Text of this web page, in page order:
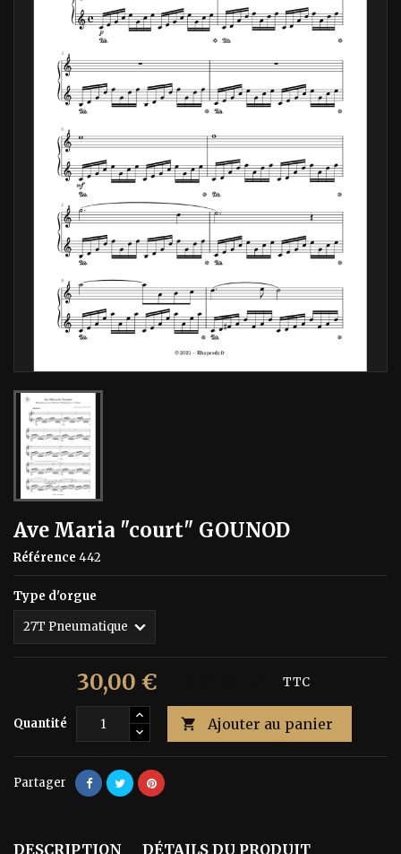
Ave Maria "court" GOUNOD
Référence 442
Type d'orgue
30,00 € TTC
Quantité  Ajouter au panier
Partager
DESCRIPTION DÉTAILS DU PRODUIT